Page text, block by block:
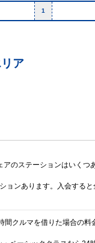
1
ア
アのステーションはいくつ
ョンあります。入会する
間クルマを借りた場合の料